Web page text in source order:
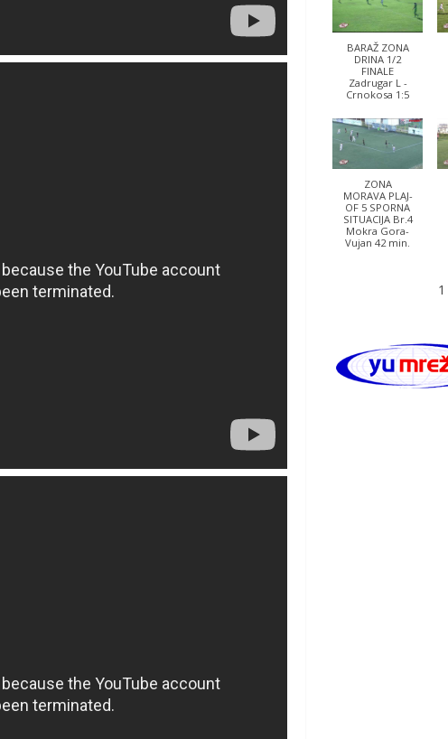
BARAŽ ZONA
DRINA 1/2
FINALE
Zadrugar L -
Crnokosa 1:5
ZONA
MORAVA PLAJ-
OF 5 SPORNA
SITUACIJA Br.4
Mokra Gora-
Vujan 42 min.
1